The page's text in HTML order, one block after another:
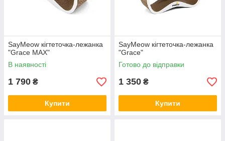
SayMeow кігтеточка-лежанка
"Grace MAX"
В наявності
1 790 ₴
Купити
SayMeow кігтеточка-лежанка
"Grace"
Готово до відправки
1 350 ₴
Купити